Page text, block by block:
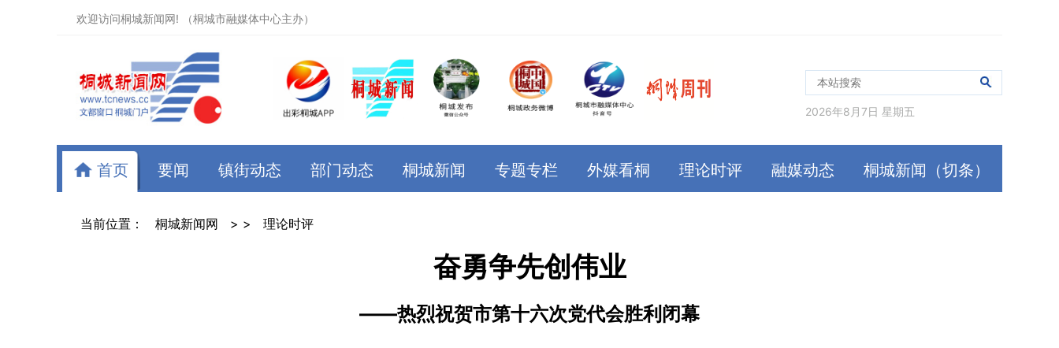
欢迎访问桐城新闻网! （桐城市融媒体中心主办）
2026年8月7日 星期五
首页 要闻 镇街动态 部门动态 桐城新闻 专题专栏 外媒看桐 理论时评 融媒动态 桐城新闻（切条）
当前位置： 桐城新闻网 > > 理论时评
奋勇争先创伟业
——热烈祝贺市第十六次党代会胜利闭幕